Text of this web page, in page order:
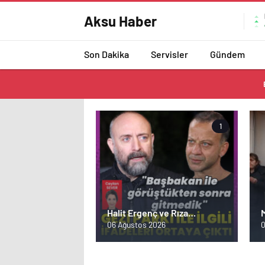
Aksu Haber
Son Dakika Servisler Gündem
1
Halit Ergenç ve Rıza
Kocaoğlu'ndan 'Gezi Parkı'
ifadesi – Magazin haberleri
06 Ağustos 2026